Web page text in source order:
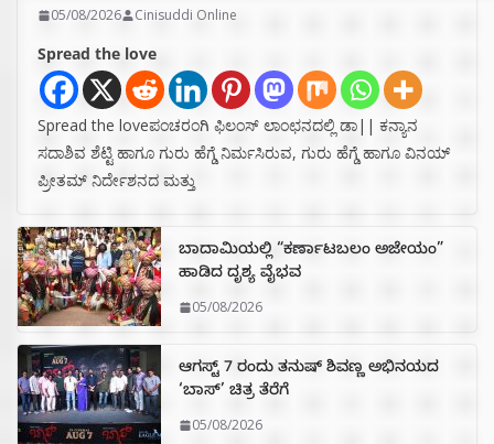
05/08/2026 Cinisuddi Online
Spread the love
Spread the loveಪಂಚರಂಗಿ ಫಿಲಂಸ್ ಲಾಂಛನದಲ್ಲಿ ಡಾ|| ಕನ್ಯಾನ
ಸದಾಶಿವ ಶೆಟ್ಟಿ ಹಾಗೂ ಗುರು ಹೆಗ್ಡೆ ನಿರ್ಮಸಿರುವ, ಗುರು ಹೆಗ್ಡೆ ಹಾಗೂ ವಿನಯ್
ಪ್ರೀತಮ್ ನಿರ್ದೇಶನದ ಮತ್ತು
ಬಾದಾಮಿಯಲ್ಲಿ “ಕರ್ಣಾಟಬಲಂ ಅಜೇಯಂ”
ಹಾಡಿದ ದೃಶ್ಯ ವೈಭವ
05/08/2026
ಆಗಸ್ಟ್ 7 ರಂದು ತನುಷ್ ಶಿವಣ್ಣ ಅಭಿನಯದ
‘ಬಾಸ್’ ಚಿತ್ರ ತೆರೆಗೆ
05/08/2026